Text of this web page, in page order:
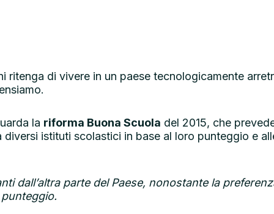
ritenga di vivere in un paese tecnologicamente
la riforma Buona Scuola del 2015, che
istituti scolastici in base al loro punteggio e
dall’altra parte del Paese, nonostante la